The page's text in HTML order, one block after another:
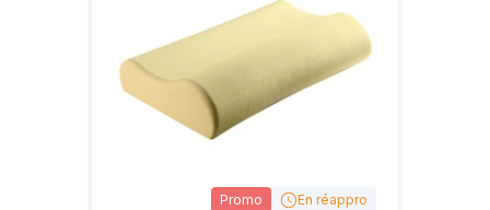
Promo En réappro